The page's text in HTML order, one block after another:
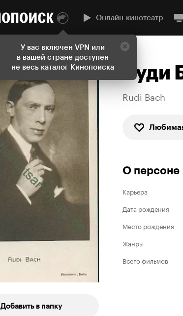
У вас включен VPN или
в вашей стране доступен
не весь каталог Кинопоиска
Онлайн-кинотеатр
Добавить в папку
Руди
Rudi Bach
О персоне
Карьера
Дата рождения
Место рождения
Жанры
Всего фильмов